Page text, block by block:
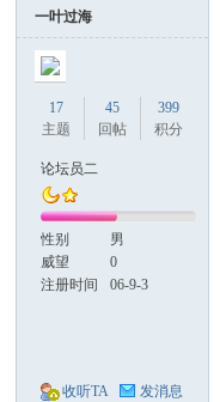
一叶过海
17
主题
45
回帖
399
积分
论坛员二
性别
男
威望
0
注册时间
06-9-3
收听TA 发消息